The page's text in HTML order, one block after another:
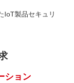
IoT製品セキュリ
ション